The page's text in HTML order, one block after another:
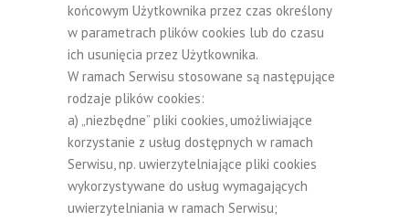
końcowym Użytkownika przez czas określony
w parametrach plików cookies lub do czasu
ich usunięcia przez Użytkownika.
W ramach Serwisu stosowane są następujące
rodzaje plików cookies:
a) „niezbędne” pliki cookies, umożliwiające
korzystanie z usług dostępnych w ramach
Serwisu, np. uwierzytelniające pliki cookies
wykorzystywane do usług wymagających
uwierzytelniania w ramach Serwisu;